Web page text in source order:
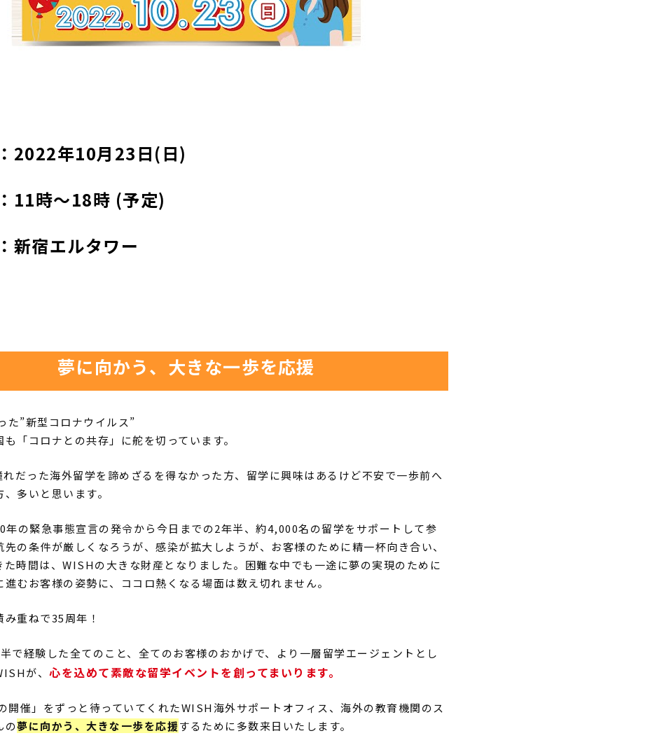
2022年10月23日(日)
11時～18時 (予定)
新宿エルタワー
夢に向かう、大きな一歩を応援
た”新型コロナウイルス”
「コロナとの共存」に舵を切っています。
れだった海外留学を諦めざるを得なかった方、留学に興味はあるけど不安で一歩前へ
多いと思います。
年の緊急事態宣言の発令から今日までの2年半、約4,000名の留学をサポートして参
先の条件が厳しくなろうが、感染が拡大しようが、お客様のために精一杯向き合い、
時間は、 WISHの大きな財産となりました。困難な中でも一途に夢の実現のために
進むお客様の姿勢に、ココロ熱くなる場面は数え切れません。
み重ねで35周年！
で経験した全てのこと、全てのお客様のおかげで、より一層留学エージェントとし
が、 心を込めて素敵な留学イベントを創ってまいります。
開催」をずっと待っていてくれたWISH海外サポートオフィス、海外の教育機関のス
の夢に向かう、大きな一歩を応援するために多数来日いたします。